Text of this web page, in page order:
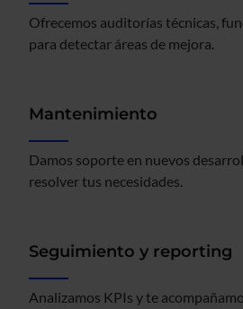
Ofrecemos auditorías técnicas,
para detectar áreas de mejora.
Mantenimiento
Damos soporte en nuevos
resolver tus necesidades.
Seguimiento y reporting
Analizamos KPIs y te